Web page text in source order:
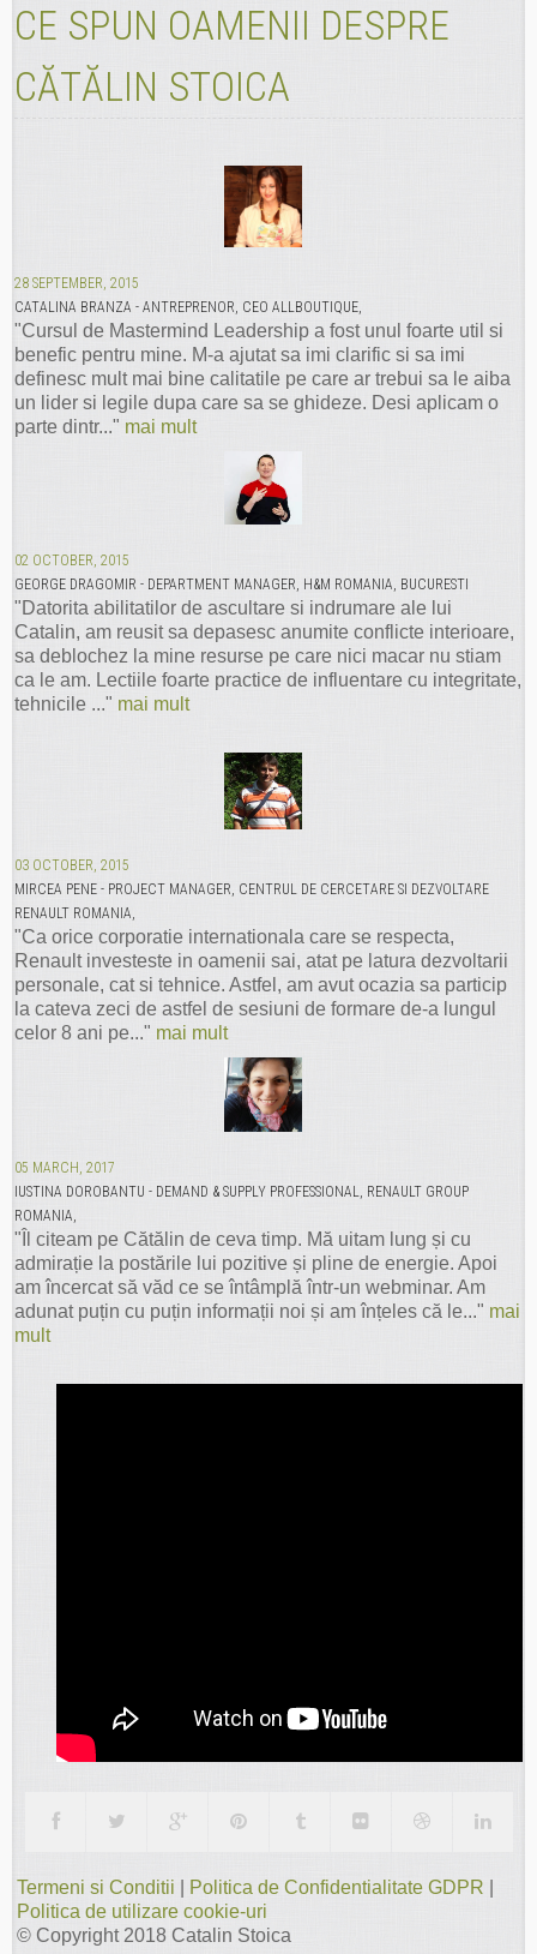
CE SPUN OAMENII DESPRE
CĂTĂLIN STOICA
28 SEPTEMBER, 2015
CATALINA BRANZA - ANTREPRENOR, CEO ALLBOUTIQUE,
"Cursul de Mastermind Leadership a fost unul foarte util si
benefic pentru mine. M-a ajutat sa imi clarific si sa imi
definesc mult mai bine calitatile pe care ar trebui sa le aiba
un lider si legile dupa care sa se ghideze. Desi aplicam o
parte dintr..." mai mult
02 OCTOBER, 2015
GEORGE DRAGOMIR - DEPARTMENT MANAGER, H&M ROMANIA, BUCURESTI
"Datorita abilitatilor de ascultare si indrumare ale lui
Catalin, am reusit sa depasesc anumite conflicte interioare,
sa deblochez la mine resurse pe care nici macar nu stiam
ca le am. Lectiile foarte practice de influentare cu integritate,
tehnicile ..." mai mult
03 OCTOBER, 2015
MIRCEA PENE - PROJECT MANAGER, CENTRUL DE CERCETARE SI DEZVOLTARE
RENAULT ROMANIA,
"Ca orice corporatie internationala care se respecta,
Renault investeste in oamenii sai, atat pe latura dezvoltarii
personale, cat si tehnice. Astfel, am avut ocazia sa particip
la cateva zeci de astfel de sesiuni de formare de-a lungul
celor 8 ani pe..." mai mult
05 MARCH, 2017
IUSTINA DOROBANTU - DEMAND & SUPPLY PROFESSIONAL, RENAULT GROUP
ROMANIA,
"Îl citeam pe Cătălin de ceva timp. Mă uitam lung și cu
admirație la postările lui pozitive și pline de energie. Apoi
am încercat să văd ce se întâmplă într-un webminar. Am
adunat puțin cu puțin informații noi și am înțeles că le..." mai
mult
Termeni si Conditii Politica de Confidentialitate GDPR
Politica de utilizare cookie-uri
© Copyright 2018 Catalin Stoica